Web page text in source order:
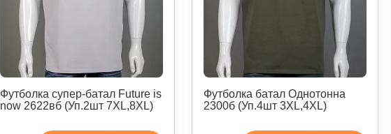
Футболка супер-батал Future is
now 2622вб (Уп.2шт 7XL,8XL)
Футболка батал Однотонна
2300б (Уп.4шт 3XL,4XL)